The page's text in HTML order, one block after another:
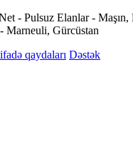
- Pulsuz Elanlar - Maşın,
Marneuli, Gürcüstan
qaydaları Dəstək